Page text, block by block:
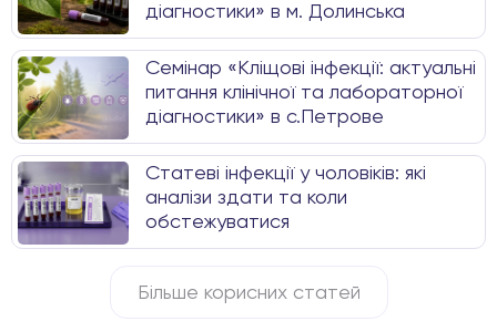
діагностики» в м. Долинська
Семінар «Кліщові інфекції: актуальні
питання клінічної та лабораторної
діагностики» в с.Петрове
Статеві інфекції у чоловіків: які
аналізи здати та коли
обстежуватися
Більше корисних статей